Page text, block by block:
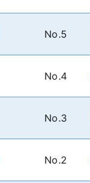
No.5
No.4
No.3
No.2